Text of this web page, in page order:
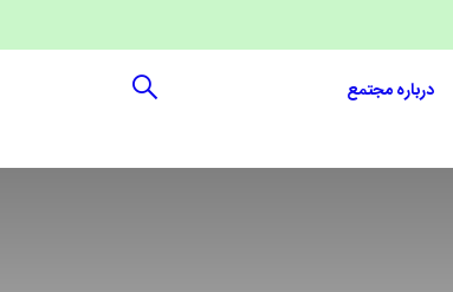
درباره مجتمع